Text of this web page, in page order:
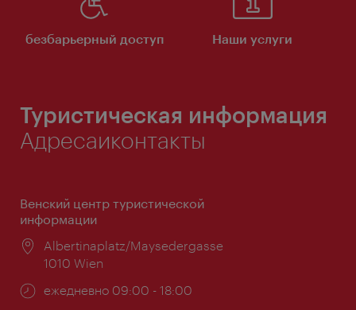
безбарьерный доступ Наши услуги
Туристическая информация
Адресаиконтакты
Венский центр туристической
информации
Расположение:
Albertinaplatz/Maysedergasse
1010 Wien
Часы
ежедневно 09:00 - 18:00